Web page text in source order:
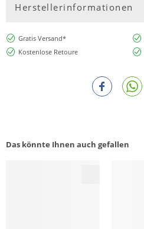
Herstellerinformationen
Gratis Versand*
Kostenlose Retoure
Das könnte Ihnen auch gefallen